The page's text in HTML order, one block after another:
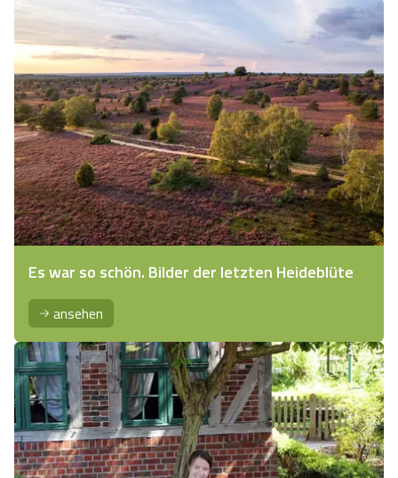
Es war so schön. Bilder der letzten Heideblüte
ansehen